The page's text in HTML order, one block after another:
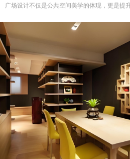
陈】
广场设计不仅是公共空间美学的体现，更是提
通过科学合理的设计，广场能够成为人们聚集
整体形象和活力。
选择我们的广场设计服务，让您的城市空间焕
的公共场所！